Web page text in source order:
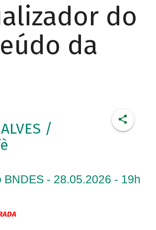
do
da
/
BNDES - 28.05.2026 - 19h